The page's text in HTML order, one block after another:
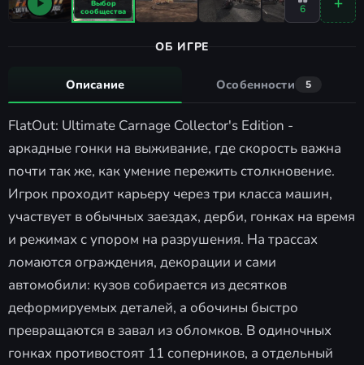
6
ОБ ИГРЕ
Описание Особенности 5
FlatOut: Ultimate Carnage Collector's Edition -
аркадные гонки на выживание, где скорость важна
почти так же, как умение пережить столкновение.
Игрок проходит карьеру через три класса машин,
участвует в обычных заездах, дерби, гонках на время
и режимах с упором на разрушения. На трассах
ломаются ограждения, декорации и сами
автомобили: кузов собирается из десятков
деформируемых деталей, а обочины быстро
превращаются в завал из обломков. В одиночных
гонках противостоят 11 соперников, а отдельный